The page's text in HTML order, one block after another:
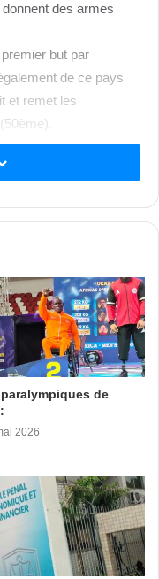
des armes
but par
de ce pays
et remet les
l’avantage
propulse le
du Rwanda
n’aura besoin que
prochain tour.
de
2026